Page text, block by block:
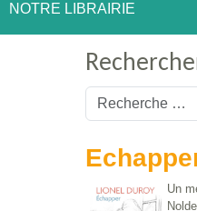
NOTRE LIBRAIRIE
Valider
Un